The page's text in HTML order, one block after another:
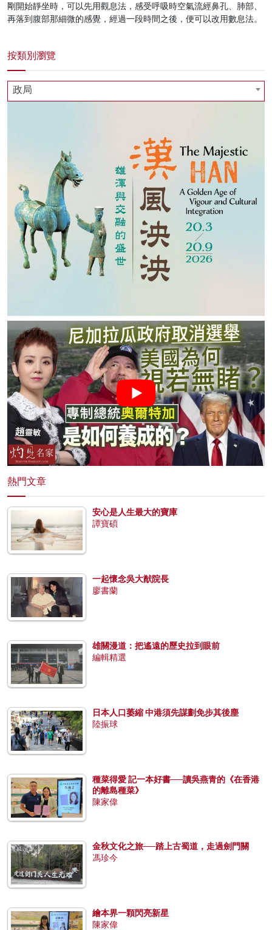
剛開始靜坐時，可以先用觀息法，感受呼吸時空氣流經鼻孔、肺部、
再落到腹部那細微的感覺，經過一段時間之後，便可以改用數息法。
按類別瀏覽
政局
熱門文章
安心是人生最大的寶庫
譚寶碩
一起懷念吳大猷院長
廖書蘭
雄關漫道：把遙遠的歷史拉到眼前
編輯精選
日本人口萎縮 中港須先謀劃免步其後塵
陸振球
種菜得愛 記一本好書──讀吳燕青的《在香港
的離島種菜》
陳家偉
金秋文化之旅──踏上古蜀道，走過劍門關
馮珍今
繪本界一顆閃亮新星
陳家偉